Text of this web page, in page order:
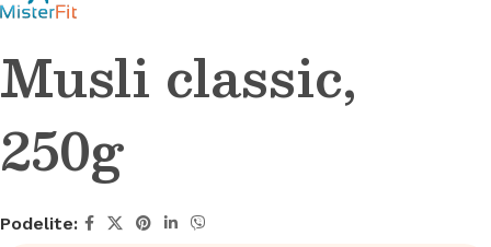
Musli classic,
250g
Podelite: